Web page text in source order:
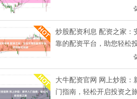
炒股配资利息 配资之家：
靠的配资平台，助您轻松
大牛配资官网 网上炒股：
门指南，轻松开启投资之